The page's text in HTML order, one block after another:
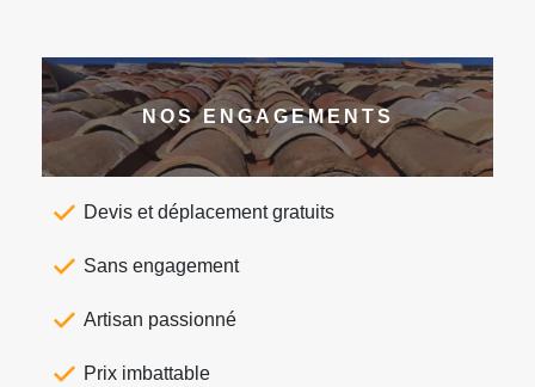
NOS ENGAGEMENTS
Devis et déplacement gratuits
Sans engagement
Artisan passionné
Prix imbattable